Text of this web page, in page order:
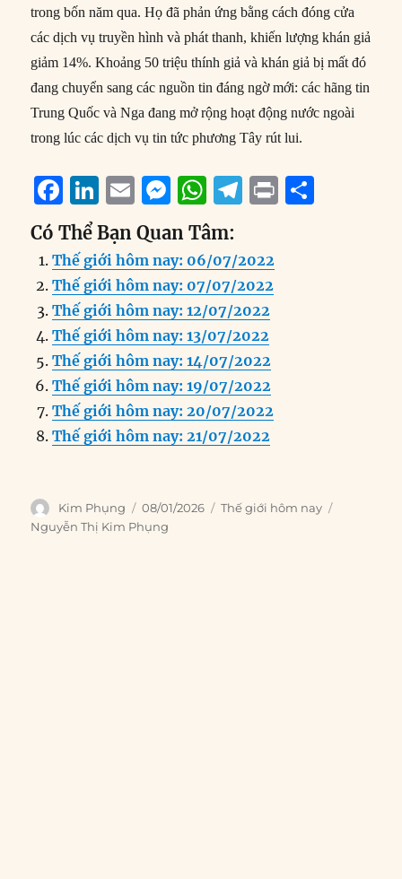
trong bốn năm qua. Họ đã phản ứng bằng cách đóng cửa
các dịch vụ truyền hình và phát thanh, khiến lượng khán giả
giảm 14%. Khoảng 50 triệu thính giả và khán giả bị mất đó
đang chuyển sang các nguồn tin đáng ngờ mới: các hãng tin
Trung Quốc và Nga đang mở rộng hoạt động nước ngoài
trong lúc các dịch vụ tin tức phương Tây rút lui.
F
a
c
e
b
o
o
k
Li
n
k
e
d
I
n
E
m
ai
l
M
ss
e
n
g
er
W
h
at
s
A
p
p
T
e
g
r
a
m
P
Có Thể Bạn Quan Tâm:
Thế giới hôm nay: 06/07/2022
Thế giới hôm nay: 07/07/2022
Thế giới hôm nay: 12/07/2022
Thế giới hôm nay: 13/07/2022
Thế giới hôm nay: 14/07/2022
Thế giới hôm nay: 19/07/2022
Thế giới hôm nay: 20/07/2022
Thế giới hôm nay: 21/07/2022
Author
Kim Phụng
Posted
on
08/01/2026 Categories
Thế giới hôm nay
Nguyễn Thị Kim Phụng